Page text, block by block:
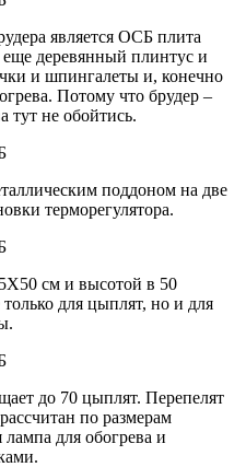
является ОСБ плита
деревянный плинтус и
и шпингалеты и, конечно
Потому что брудер –
тут не обойтись.
поддоном на две
терморегулятора.
см и высотой в 50
для цыплят, но и для
до 70 цыплят. Перепелят
по размерам
для обогрева и